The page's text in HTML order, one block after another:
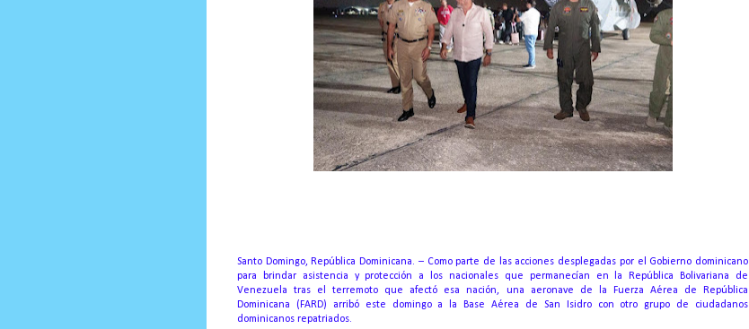
Santo Domingo, República Dominicana. – Como parte de las acciones desplegadas por el Gobierno dominicano
para brindar asistencia y protección a los nacionales que permanecían en la República Bolivariana de
Venezuela tras el terremoto que afectó esa nación, una aeronave de la Fuerza Aérea de República
Dominicana (FARD) arribó este domingo a la Base Aérea de San Isidro con otro grupo de ciudadanos
dominicanos repatriados.